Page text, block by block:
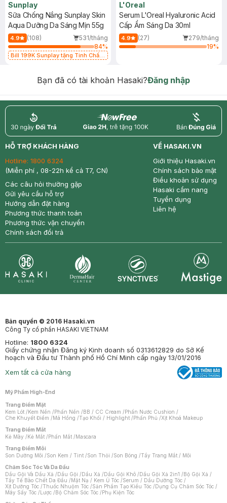
Sunplay
Sữa Chống Nắng Sunplay Skin
Aqua Dưỡng Da Sáng Mịn 55g
4.9 (108)
531/tháng
84%
Bill 199K Sunplay tặng Tinh Chất
L'Oreal
Serum L'Oreal Hyaluronic Acid
Cấp Ẩm Sáng Da 30ml
4.9 (27)
279/tháng
19%
Bạn đã có tài khoản Hasaki?Đăng nhập
return nowfree price
HỖ TRỢ KHÁCH HÀNG
Hotline: 1800 6324
(Miễn phí , 08-22h kể cả T7, CN)
Các câu hỏi thường gặp
Gửi yêu cầu hỗ trợ
Hướng dẫn đặt hàng
Phương thức thanh toán
Phương thức vận chuyển
Chính sách đổi trả
VỀ HASAKI.VN
Giới thiệu Hasaki.vn
Chính sách bảo mật
Điều khoản sử dụng
Hasaki cẩm nang
Tuyển dụng
Liên hệ
Bản quyền © 2016 Hasaki.vn
Công Ty cổ phần HASAKI VIETNAM
Hotline: 1800 6324
Giấy chứng nhận Đăng ký Kinh doanh số 0313612829 do Sở Kế
hoạch và Đầu tư Thành phố Hồ Chí Minh cấp ngày 13/01/2016
Xem tất cả cửa hàng
Mỹ Phẩm High-End
Trang Điểm Mặt
Kem Lót /Kem Nền /Phấn Nền /BB / CC Cream /Phấn Nước Cushion /
Che Khuyết Điểm /Má Hồng /Tạo Khối / Highlight /Phấn Phủ /Xịt Khoá Makeup
Trang Điểm Mắt
Kẻ Mày /Kẻ Mắt /Phấn Mắt /Mascara
Trang Điểm Môi
Son Dưỡng Môi /Son Kem / Tint /Son Thỏi /Son Bóng /Tẩy Trang Mắt / Môi
Chăm Sóc Tóc Và Da Đầu
Dầu Gội Và Dầu Xả /Dầu Gội /Dầu Xả /Dầu Gội Khô /Dầu Gội Xả 2in1 /Bộ Gội Xả /
Tẩy Tế Bào Chết Da Đầu /Mặt Nạ / Kem Ủ Tóc /Serum / Dầu Dưỡng Tóc /
Xịt Dưỡng Tóc /Thuốc Nhuộm Tóc /Sản Phẩm Tạo Kiểu Tóc /Dụng Cụ Chăm Sóc Tóc /
Máy Sấy Tóc /Lược /Bộ Chăm Sóc Tóc /Phụ Kiện Tóc